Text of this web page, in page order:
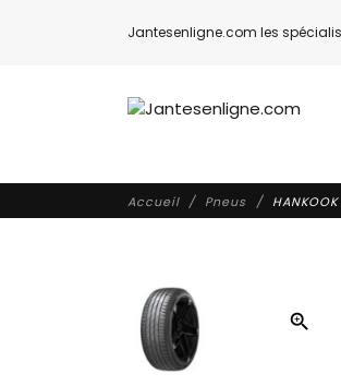
Jantesenligne.com les
Accueil Pneus
zoom_in